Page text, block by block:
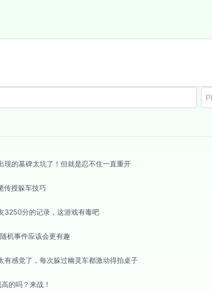
现的墓碑太坑了！但就是忍不住一直重开
传授躲车技巧
3250分的记录，这游戏有毒吧
机事件应该会更有趣
有感觉了，每次躲过幽灵车都激动得拍桌子
的吗？来战！